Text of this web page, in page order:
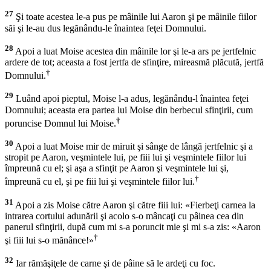
27 Şi toate acestea le-a pus pe mâinile lui Aaron şi pe mâinile fiilor
săi şi le-au dus legănându-le înaintea feţei Domnului.
28 Apoi a luat Moise acestea din mâinile lor şi le-a ars pe jertfelnic
ardere de tot; aceasta a fost jertfa de sfinţire, mireasmă plăcută, jertfă
Domnului.†
29 Luând apoi pieptul, Moise l-a adus, legănându-l înaintea feţei
Domnului; aceasta era partea lui Moise din berbecul sfinţirii, cum
poruncise Domnul lui Moise.†
30 Apoi a luat Moise mir de miruit şi sânge de lângă jertfelnic şi a
stropit pe Aaron, veşmintele lui, pe fiii lui şi veşmintele fiilor lui
împreună cu el; şi aşa a sfinţit pe Aaron şi veşmintele lui şi,
împreună cu el, şi pe fiii lui şi veşmintele fiilor lui.†
31 Apoi a zis Moise către Aaron şi către fiii lui: «Fierbeţi carnea la
intrarea cortului adunării şi acolo s-o mâncaţi cu pâinea cea din
panerul sfinţirii, după cum mi s-a poruncit mie şi mi s-a zis: «Aaron
şi fiii lui s-o mănânce!»†
32 Iar rămăşiţele de carne şi de pâine să le ardeţi cu foc.